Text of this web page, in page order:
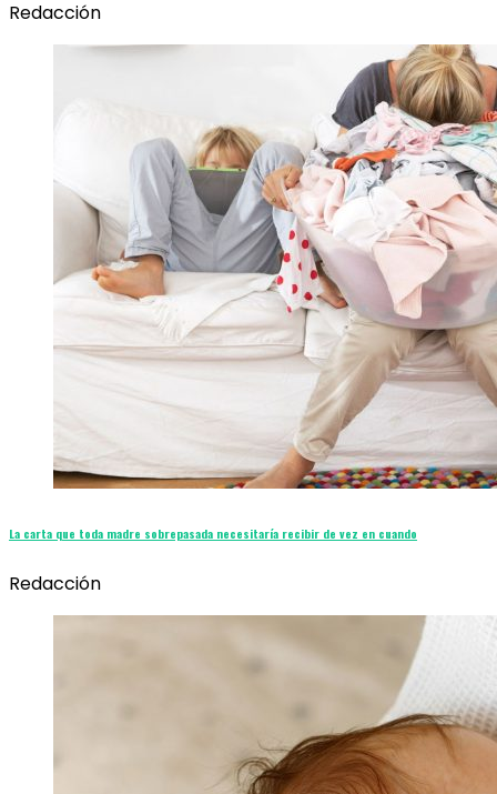
Redacción
La carta que toda madre sobrepasada necesitaría recibir de vez en cuando
Redacción